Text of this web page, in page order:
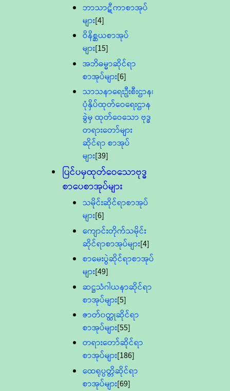
ဘာသာဋီကာစာအုပ်
များ[4]
ဝိနိစ္ဆယစာအုပ်
များ[15]
အဘိဓမ္မာဆိုင်ရာ
စာအုပ်များ[6]
သာသနာရေးဦးစီးဌာန၊
ပုံနှိပ်ထုတ်ဝေရေးဌာန
ခွဲမှ ထုတ်ဝေသော ဗုဒ္ဓ
တရားတော်များ
ဆိုင်ရာ စာအုပ်
များ[39]
ပြင်ပမှထုတ်ဝေသောဗုဒ္ဓ
စာပေစာအုပ်များ
သမိုင်းဆိုင်ရာစာအုပ်
များ[6]
ကျောင်းတိုက်သမိုင်း
ဆိုင်ရာစာအုပ်များ[4]
စာမေးပွဲဆိုင်ရာစာအုပ်
များ[49]
ဆဋ္ဌသံဂါယနာဆိုင်ရာ
စာအုပ်များ[5]
ဇာတ်၀တ္ထုဆိုင်ရာ
စာအုပ်များ[55]
တရားတော်ဆိုင်ရာ
စာအုပ်များ[186]
ထေရုပ္ပတ္တိဆိုင်ရာ
စာအုပ်များ[69]